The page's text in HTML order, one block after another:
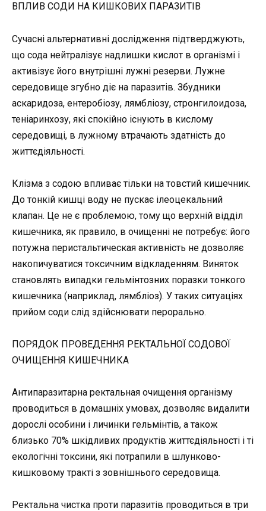
ВПЛИВ СОДИ НА КИШКОВИХ ПАРАЗИТІВ
Сучасні альтернативні дослідження підтверджують,
що сода нейтралізує надлишки кислот в організмі і
активізує його внутрішні лужні резерви. Лужне
середовище згубно діє на паразитів. Збудники
аскаридоза, ентеробіозу, лямбліозу, стронгилоидоза,
теніаринхозу, які спокійно існують в кислому
середовищі, в лужному втрачають здатність до
життєдіяльності.
Клізма з содою впливає тільки на товстий кишечник.
До тонкій кишці воду не пускає ілеоцекальний
клапан. Це не є проблемою, тому що верхній відділ
кишечника, як правило, в очищенні не потребує: його
потужна перистальтическая активність не дозволяє
накопичуватися токсичним відкладенням. Виняток
становлять випадки гельмінтозних поразки тонкого
кишечника (наприклад, лямбліоз). У таких ситуаціях
прийом соди слід здійснювати перорально.
ПОРЯДОК ПРОВЕДЕННЯ РЕКТАЛЬНОЇ СОДОВОЇ
ОЧИЩЕННЯ КИШЕЧНИКА
Антипаразитарна ректальная очищення організму
проводиться в домашніх умовах, дозволяє видалити
дорослі особини і личинки гельмінтів, а також
близько 70% шкідливих продуктів життєдіяльності і ті
екологічні токсини, які потрапили в шлунково-
кишковому тракті з зовнішнього середовища.
Ректальна чистка проти паразитів проводиться в три